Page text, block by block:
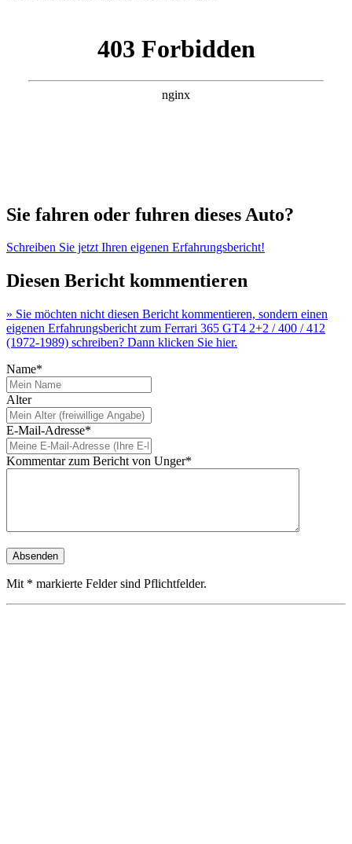
Sie fahren oder fuhren dieses Auto?
Schreiben Sie jetzt Ihren eigenen Erfahrungsbericht!
Diesen Bericht kommentieren
» Sie möchten nicht diesen Bericht kommentieren, sondern einen
eigenen Erfahrungsbericht zum Ferrari 365 GT4 2+2 / 400 / 412
(1972-1989) schreiben? Dann klicken Sie hier.
Name*
Alter
E-Mail-Adresse*
Kommentar zum Bericht von Unger*
Mit * markierte Felder sind Pflichtfelder.